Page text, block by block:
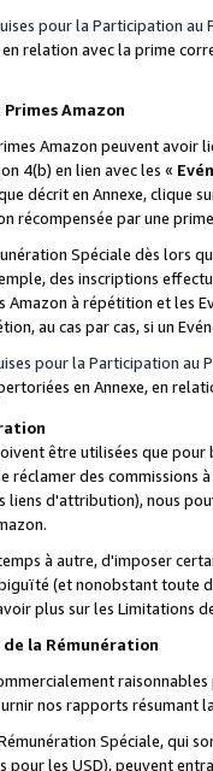
pour la Participation au
relation avec la prime
Amazon
Amazon peuvent avoir
4(b) en lien avec les «
décrit en Annexe, clique
récompensée par une
Spéciale dès lors
des inscriptions
Amazon à répétition et les
au cas par cas, si un
pour la Participation au
en Annexe, en
être utilisées que
réclamer des commissions
liens d'attribution), nous
à autre, d'imposer
(et nonobstant toute
plus sur les Limitations
la Rémunération
nos rapports résumant
Spéciale, qui
pour les USD), peuvent